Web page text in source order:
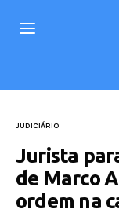
JUDICIÁRIO
Jurista
de Marco
ordem na